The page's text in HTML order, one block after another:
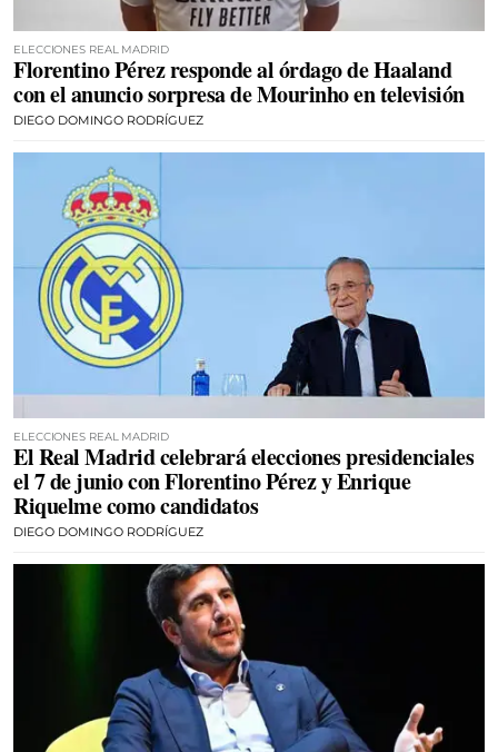
ELECCIONES REAL MADRID
Florentino Pérez responde al órdago de Haaland
con el anuncio sorpresa de Mourinho en televisión
DIEGO DOMINGO RODRÍGUEZ
ELECCIONES REAL MADRID
El Real Madrid celebrará elecciones presidenciales
el 7 de junio con Florentino Pérez y Enrique
Riquelme como candidatos
DIEGO DOMINGO RODRÍGUEZ